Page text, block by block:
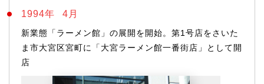
1994年 4月
新業態「ラーメン館」の展開を開始。第1号店をさいた
ま市大宮区宮町に「大宮ラーメン館一番街店」として開
店